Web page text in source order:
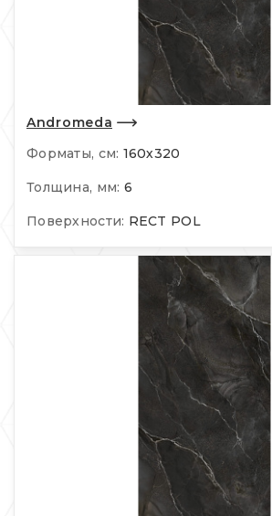
Andromeda
Форматы, см: 160х320
Толщина, мм: 6
Поверхности: RECT POL